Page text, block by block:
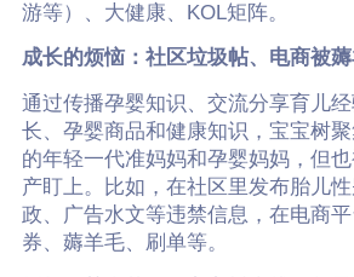
游等）、大健康、KOL矩阵。
成长的烦恼：社区垃圾帖、电商被
通过传播孕婴知识、交流分享育儿
长、孕婴商品和健康知识，宝宝树
的年轻一代准妈妈和孕婴妈妈，但
产盯上。比如，在社区里发布胎儿
政、广告水文等违禁信息，在电商
券、薅羊毛、刷单等。